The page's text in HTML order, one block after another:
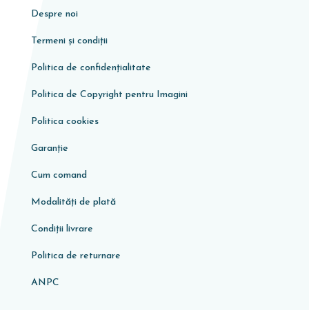
Despre noi
Termeni și condiții
Politica de confidențialitate
Politica de Copyright pentru Imagini
Politica cookies
Garanţie
Cum comand
Modalități de plată
Condiţii livrare
Politica de returnare
ANPC